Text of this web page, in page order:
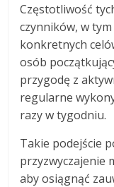
Częstotliwość
czynników, w
konkretnych
osób
przygodę z
regularne
razy w tygodniu.
Takie podejście
przyzwyczajenie
aby osiągnąć